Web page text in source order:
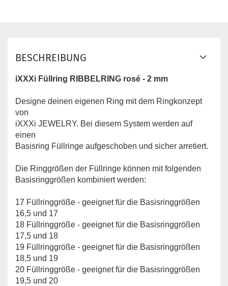
BESCHREIBUNG
iXXXi Füllring RIBBELRING rosé - 2 mm
Designe deinen eigenen Ring mit dem Ringkonzept
von
iXXXi JEWELRY. Bei diesem System werden auf
einen
Basisring Füllringe aufgeschoben und sicher arretiert.
Die Ringgrößen der Füllringe können mit folgenden
Basisringgrößen kombiniert werden:
17 Füllringgröße - geeignet für die Basisringgrößen
16,5 und 17
18 Füllringgröße - geeignet für die Basisringgrößen
17,5 und 18
19 Füllringgröße - geeignet für die Basisringgrößen
18,5 und 19
20 Füllringgröße - geeignet für die Basisringgrößen
19,5 und 20